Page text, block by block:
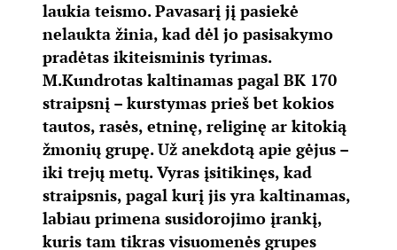
laukia teismo. Pavasarį jį pasiekė
nelaukta žinia, kad dėl jo pasisakymo
pradėtas ikiteisminis tyrimas.
M.Kundrotas kaltinamas pagal BK 170
straipsnį – kurstymas prieš bet kokios
tautos, rasės, etninę, religinę ar kitokią
žmonių grupę. Už anekdotą apie gėjus –
iki trejų metų. Vyras įsitikinęs, kad
straipsnis, pagal kurį jis yra kaltinamas,
labiau primena susidorojimo įrankį,
kuris tam tikras visuomenės grupes